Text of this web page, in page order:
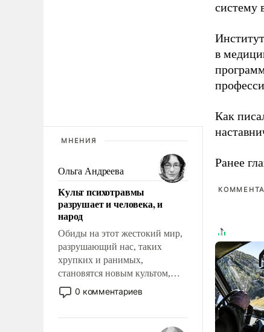
МНЕНИЯ
Ольга Андреева
Культ психотравмы
разрушает и человека, и
народ
Обиды на этот жестокий мир,
разрушающий нас, таких
хрупких и ранимых,
становятся новым культом,
постепенно вытесняя и
отменяя традиционное
мужественным и твердым под
0 комментариев
систему
в
Как
Ранее